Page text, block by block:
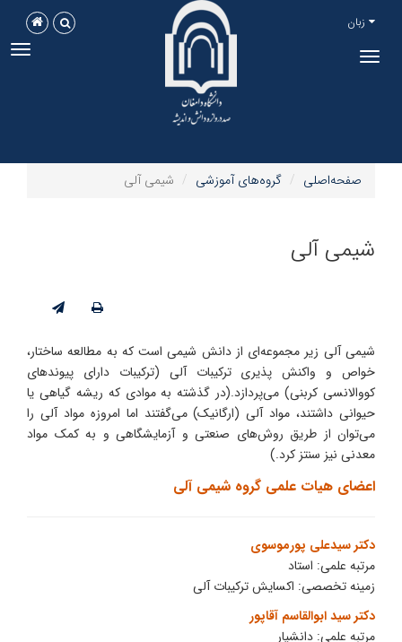
Toggle
زبان
صفحه‌اصلی گروه‌های آموزشی شیمی آلی
شیمی آلی
شیمی آلی زیر مجموعه‌ای از دانش شیمی است که به مطالعه ساختار،
خواص و واکنش پذیری ترکیبات آلی (ترکیبات دارای پیوندهای
کووالانسی کربنی) می‌پردازد.(در گذشته به موادی که ریشه گیاهی یا
حیوانی داشتند، مواد آلی (ارگانیک) می‌گفتند اما امروزه مواد آلی را
می‌توان از طریق روش‌های صنعتی و آزمایشگاهی و به کمک مواد
معدنی نیز سنتز کرد.)
اعضای هیات علمی گروه شیمی آلی
دکتر سیدعلی پورموسوی
مرتبه علمی: استاد
زمینه تخصصی: اکسایش ترکیبات آلی
دکتر سید ابوالقاسم آقاپور
مرتبه علمی: دانشیار